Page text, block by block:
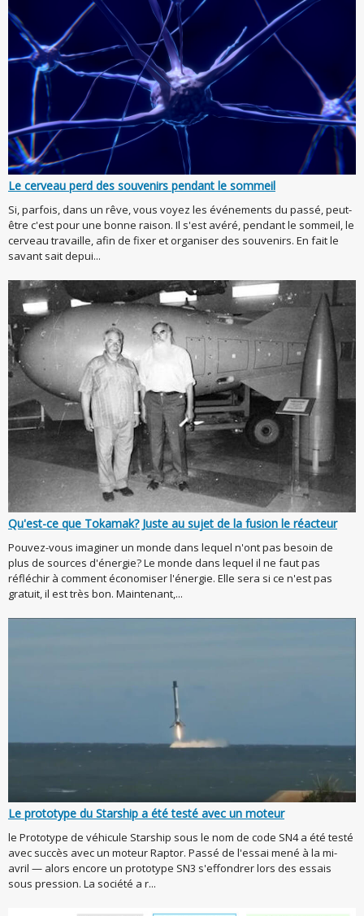
Le cerveau perd des souvenirs pendant le sommeil
Si, parfois, dans un rêve, vous voyez les événements du passé, peut-
être c'est pour une bonne raison. Il s'est avéré, pendant le sommeil, le
cerveau travaille, afin de fixer et organiser des souvenirs. En fait le
savant sait depui...
Qu'est-ce que Tokamak? Juste au sujet de la fusion le réacteur
Pouvez-vous imaginer un monde dans lequel n'ont pas besoin de
plus de sources d'énergie? Le monde dans lequel il ne faut pas
réfléchir à comment économiser l'énergie. Elle sera si ce n'est pas
gratuit, il est très bon. Maintenant,...
Le prototype du Starship a été testé avec un moteur
le Prototype de véhicule Starship sous le nom de code SN4 a été testé
avec succès avec un moteur Raptor. Passé de l'essai mené à la mi-
avril — alors encore un prototype SN3 s'effondrer lors des essais
sous pression. La société a r...